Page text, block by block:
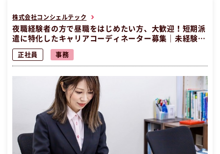
株式会社コンシェルテック
夜職経験者の方で昼職をはじめたい方、大歓迎！短期派
遣に特化したキャリアコーディネーター募集｜未経験歓
迎！夜勤・昼勤あり、東京都新宿区で働こう！
正社員 事務